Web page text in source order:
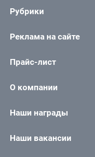
Рубрики
Реклама на сайте
Прайс-лист
О компании
Наши награды
Наши вакансии